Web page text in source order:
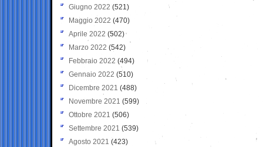
Giugno 2022 (521)
Maggio 2022 (470)
Aprile 2022 (502)
Marzo 2022 (542)
Febbraio 2022 (494)
Gennaio 2022 (510)
Dicembre 2021 (488)
Novembre 2021 (599)
Ottobre 2021 (506)
Settembre 2021 (539)
Agosto 2021 (423)